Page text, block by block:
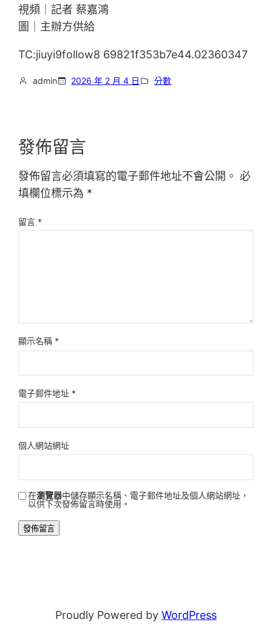
視頻｜記者 蔡嘉鴻
圖｜主辦方供給
TC:jiuyi9follow8 69821f353b7e44.02360347
admin 2026 年 2 月 4 日 分數
發佈留言
發佈留言必須填寫的電子郵件地址不會公開。 必
填欄位標示為 *
留言 *
顯示名稱 *
電子郵件地址 *
個人網站網址
在瀏覽器中儲存顯示名稱、電子郵件地址及個人網站網址，
以供下次發佈留言時使用。
Proudly Powered by WordPress